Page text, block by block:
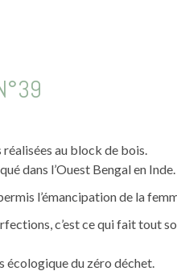
au block de bois.
dans l’Ouest Bengal en Inde.
l’émancipation de la
c’est ce qui fait tout
écologique du zéro déchet.